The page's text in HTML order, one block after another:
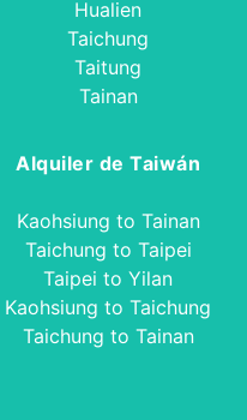
Hualien
Taichung
Taitung
Tainan
Alquiler de Taiwán
Kaohsiung to Tainan
Taichung to Taipei
Taipei to Yilan
Kaohsiung to Taichung
Taichung to Tainan